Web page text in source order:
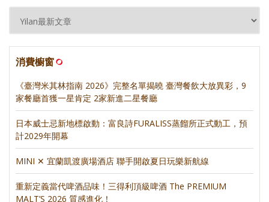
消費櫥窗
《臺灣米其林指南 2026》完整名單揭曉 臺灣餐飲大放異彩，9
家餐廳首獲一星肯定 2家新進二星餐廳
日本威士忌新地標啟動：富良詩FURALISS蒸餾所正式動工，預
計2029年開幕
MINI ✕ 宜蘭凱渡廣場酒店 聯手開啟夏日玩樂新航線
重新定義當代啤酒品味！三得利頂級啤酒 The PREMIUM
MALT’S 2026 質感進化！